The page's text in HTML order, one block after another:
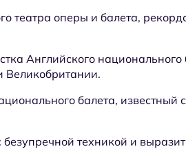
театра оперы и балета,
Английского национального
Великобритании.
балета, известный
техникой и